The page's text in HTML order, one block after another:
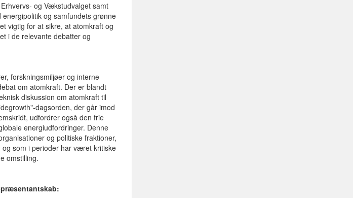
og Vækstudvalget samt
og samfundets grønne
vigtig for at sikre, at atomkraft og
i de relevante debatter og
forskningsmiljøer og interne
om atomkraft. Der er blandt
diskussion om atomkraft til
dagsorden, der går imod
udfordrer også den frie
energiudfordringer. Denne
og politiske fraktioner,
som i perioder har været kritiske
omstilling.